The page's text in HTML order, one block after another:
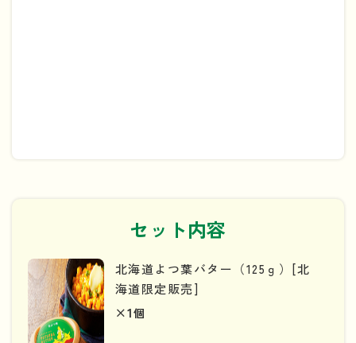
セット内容
北海道よつ葉バター（125ｇ）[北
海道限定販売]
×1個